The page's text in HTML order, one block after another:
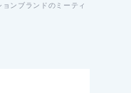
ンブランドのミーティ